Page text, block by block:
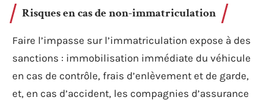
Risques en cas de non-immatriculation
Faire l’impasse sur l’immatriculation expose à des
sanctions : immobilisation immédiate du véhicule
en cas de contrôle, frais d’enlèvement et de garde,
et, en cas d’accident, les compagnies d’assurance